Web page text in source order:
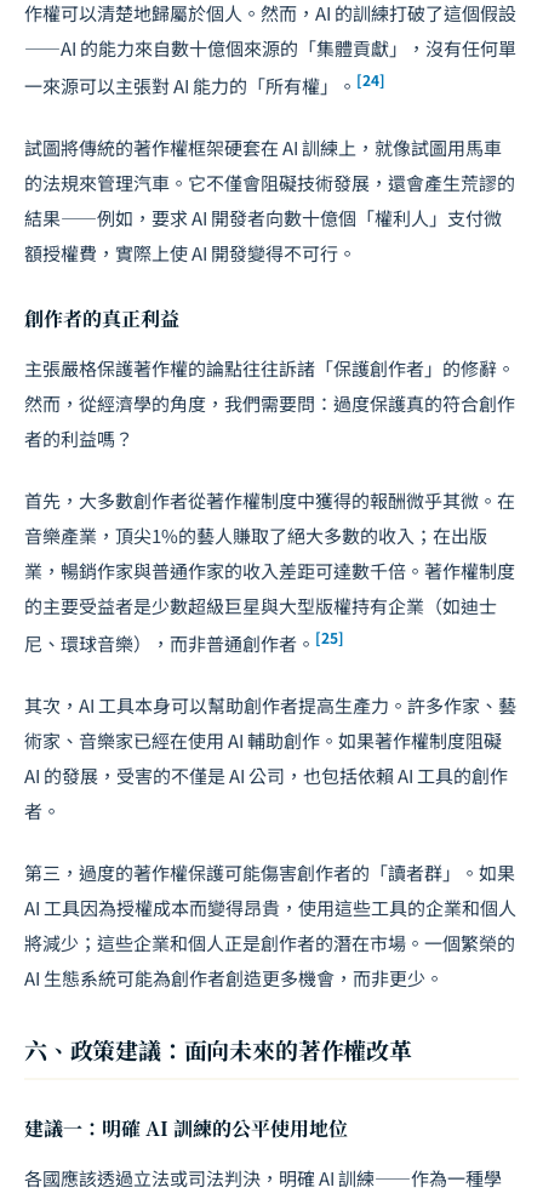
作權可以清楚地歸屬於個人。然而，AI 的訓練打破了這個假設
——AI 的能力來自數十億個來源的「集體貢獻」，沒有任何單
一來源可以主張對 AI 能力的「所有權」。 [24]
試圖將傳統的著作權框架硬套在 AI 訓練上，就像試圖用馬車
的法規來管理汽車。它不僅會阻礙技術發展，還會產生荒謬的
結果——例如，要求 AI 開發者向數十億個「權利人」支付微
額授權費，實際上使 AI 開發變得不可行。
創作者的真正利益
主張嚴格保護著作權的論點往往訴諸「保護創作者」的修辭。
然而，從經濟學的角度，我們需要問：過度保護真的符合創作
者的利益嗎？
首先，大多數創作者從著作權制度中獲得的報酬微乎其微。在
音樂產業，頂尖1%的藝人賺取了絕大多數的收入；在出版
業，暢銷作家與普通作家的收入差距可達數千倍。著作權制度
的主要受益者是少數超級巨星與大型版權持有企業（如迪士
尼、環球音樂），而非普通創作者。 [25]
其次，AI 工具本身可以幫助創作者提高生產力。許多作家、藝
術家、音樂家已經在使用 AI 輔助創作。如果著作權制度阻礙
AI 的發展，受害的不僅是 AI 公司，也包括依賴 AI 工具的創作
者。
第三，過度的著作權保護可能傷害創作者的「讀者群」。如果
AI 工具因為授權成本而變得昂貴，使用這些工具的企業和個人
將減少；這些企業和個人正是創作者的潛在市場。一個繁榮的
AI 生態系統可能為創作者創造更多機會，而非更少。
六、政策建議：面向未來的著作權改革
建議一：明確 AI 訓練的公平使用地位
各國應該透過立法或司法判決，明確 AI 訓練——作為一種學